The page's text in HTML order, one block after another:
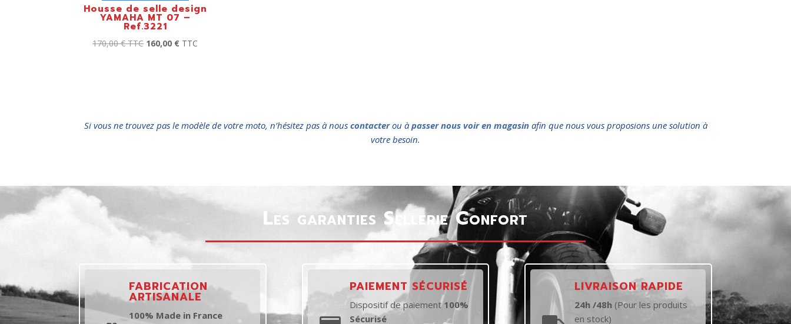
Housse de selle design
YAMAHA MT 07 –
Ref.3221
170,00€ TTC 160,00 € TTC
Si vous ne trouvez pas le modèle de votre moto, n’hésitez pas à nous contacterou à passer nous voir en magasinafin que nous vous proposions une solution à
votre besoin.
Les garanties Sellerie Confort
FABRICATION
ARTISANALE
100% Made in France
PAIEMENT SÉCURISÉ
Dispositif de paiement100%
Sécurisé
LIVRAISON RAPIDE
24h /48h(Pour les produits
en stock)